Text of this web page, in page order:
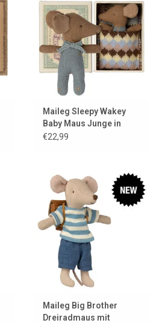
Maileg Sleepy Wakey
Baby Maus Junge in
Streichholzschachtel
€22,99
Maileg Big Brother
Dreiradmaus mit